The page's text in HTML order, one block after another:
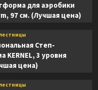
для аэробики
97 см. (Лучшая цена)
Степ-
KERNEL, 3 уровня
цена)